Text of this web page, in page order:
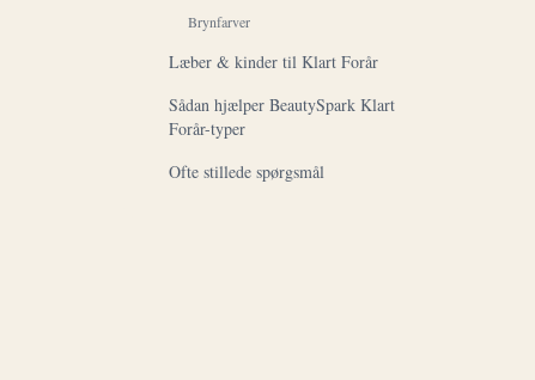
Brynfarver
Læber & kinder til Klart Forår
Sådan hjælper BeautySpark Klart
Forår-typer
Ofte stillede spørgsmål